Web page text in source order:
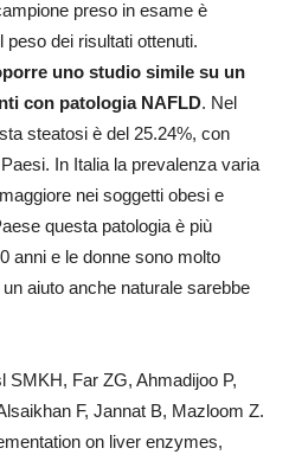
preso in esame è
dei risultati ottenuti.
uno studio simile su un
con patologia NAFLD. Nel
steatosi è del 25.24%, con
In Italia la prevalenza varia
nei soggetti obesi e
questa patologia è più
anni e le donne sono molto
aiuto anche naturale sarebbe
SMKH, Far ZG, Ahmadijoo P,
F, Jannat B, Mazloom Z.
on liver enzymes,